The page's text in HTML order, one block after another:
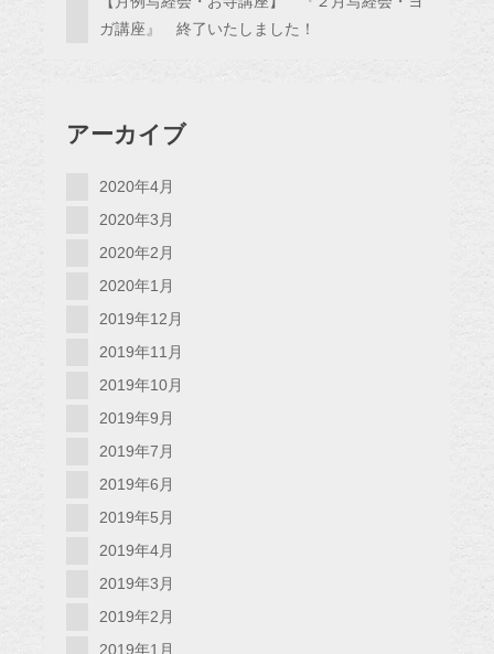
ガ講座』 終了いたしました！
アーカイブ
2020年4月
2020年3月
2020年2月
2020年1月
2019年12月
2019年11月
2019年10月
2019年9月
2019年7月
2019年6月
2019年5月
2019年4月
2019年3月
2019年2月
2019年1月